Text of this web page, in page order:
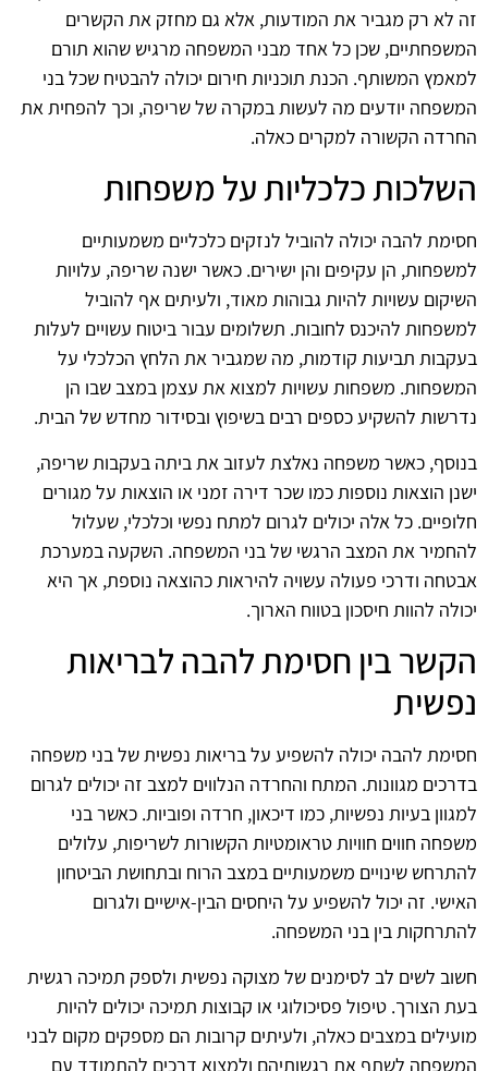
זה לא רק מגביר את המודעות, אלא גם מחזק את הקשרים
המשפחתיים, שכן כל אחד מבני המשפחה מרגיש שהוא תורם
למאמץ המשותף. הכנת תוכניות חירום יכולה להבטיח שכל בני
המשפחה יודעים מה לעשות במקרה של שריפה, וכך להפחית את
החרדה הקשורה למקרים כאלה.
השלכות כלכליות על משפחות
חסימת להבה יכולה להוביל לנזקים כלכליים משמעותיים
למשפחות, הן עקיפים והן ישירים. כאשר ישנה שריפה, עלויות
השיקום עשויות להיות גבוהות מאוד, ולעיתים אף להוביל
למשפחות להיכנס לחובות. תשלומים עבור ביטוח עשויים לעלות
בעקבות תביעות קודמות, מה שמגביר את הלחץ הכלכלי על
המשפחות. משפחות עשויות למצוא את עצמן במצב שבו הן
נדרשות להשקיע כספים רבים בשיפוץ ובסידור מחדש של הבית.
בנוסף, כאשר משפחה נאלצת לעזוב את ביתה בעקבות שריפה,
ישנן הוצאות נוספות כמו שכר דירה זמני או הוצאות על מגורים
חלופיים. כל אלה יכולים לגרום למתח נפשי וכלכלי, שעלול
להחמיר את המצב הרגשי של בני המשפחה. השקעה במערכת
אבטחה ודרכי פעולה עשויה להיראות כהוצאה נוספת, אך היא
יכולה להוות חיסכון בטווח הארוך.
הקשר בין חסימת להבה לבריאות
נפשית
חסימת להבה יכולה להשפיע על בריאות נפשית של בני משפחה
בדרכים מגוונות. המתח והחרדה הנלווים למצב זה יכולים לגרום
למגוון בעיות נפשיות, כמו דיכאון, חרדה ופוביות. כאשר בני
משפחה חווים חוויות טראומטיות הקשורות לשריפות, עלולים
להתרחש שינויים משמעותיים במצב הרוח ובתחושת הביטחון
האישי. זה יכול להשפיע על היחסים הבין-אישיים ולגרום
להתרחקות בין בני המשפחה.
חשוב לשים לב לסימנים של מצוקה נפשית ולספק תמיכה רגשית
בעת הצורך. טיפול פסיכולוגי או קבוצות תמיכה יכולים להיות
מועילים במצבים כאלה, ולעיתים קרובות הם מספקים מקום לבני
המשפחה לשתף את רגשותיהם ולמצוא דרכים להתמודד עם